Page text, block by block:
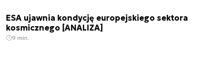
ESA ujawnia kondycję europejskiego sektora
kosmicznego [ANALIZA]
9 min.